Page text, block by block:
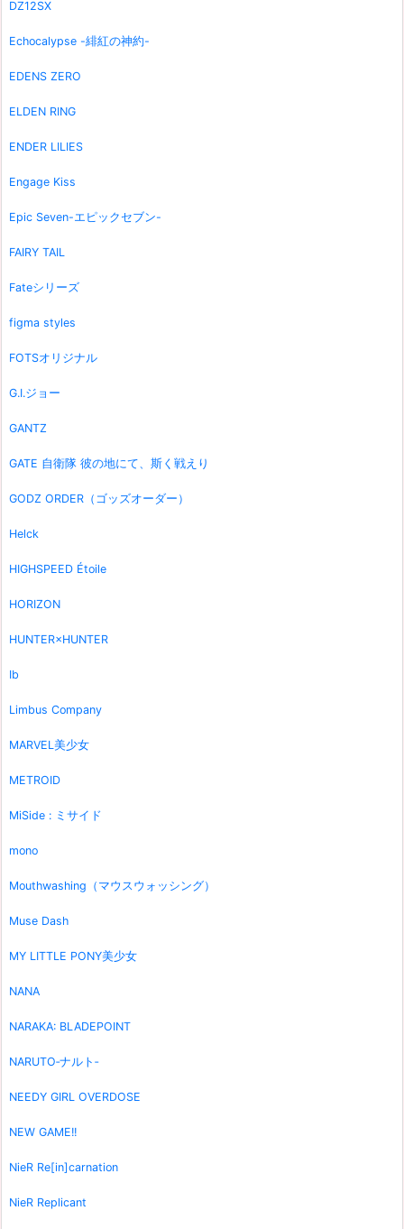
DZ12SX
Echocalypse -緋紅の神約-
EDENS ZERO
ELDEN RING
ENDER LILIES
Engage Kiss
Epic Seven-エピックセブン-
FAIRY TAIL
Fateシリーズ
figma styles
FOTSオリジナル
G.I.ジョー
GANTZ
GATE 自衛隊 彼の地にて、斯く戦えり
GODZ ORDER（ゴッズオーダー）
Helck
HIGHSPEED Étoile
HORIZON
HUNTER×HUNTER
Ib
Limbus Company
MARVEL美少女
METROID
MiSide : ミサイド
mono
Mouthwashing（マウスウォッシング）
Muse Dash
MY LITTLE PONY美少女
NANA
NARAKA: BLADEPOINT
NARUTO‐ナルト‐
NEEDY GIRL OVERDOSE
NEW GAME!!
NieR Re[in]carnation
NieR Replicant